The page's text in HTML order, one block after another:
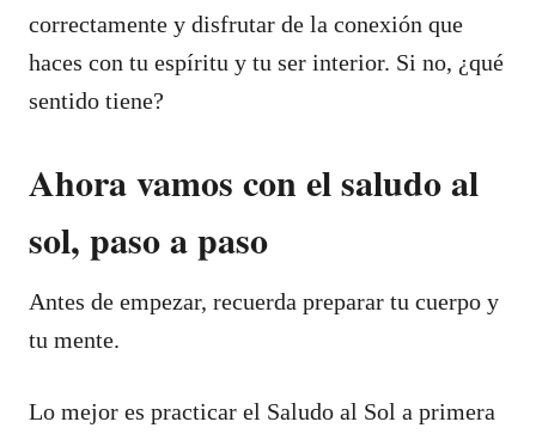
correctamente y disfrutar de la conexión que
haces con tu espíritu y tu ser interior. Si no, ¿qué
sentido tiene?
Ahora vamos con el saludo al
sol, paso a paso
Antes de empezar, recuerda preparar tu cuerpo y
tu mente.
Lo mejor es practicar el Saludo al Sol a primera